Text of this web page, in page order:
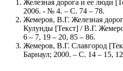
Железная дорога и ее люди
2006. - № 4. – С. 74 – 78.
Жемеров, В.Г. Железная
Кулунды [Текст] / В.Г.
6 – 7, 19 – 20, 85 – 86.
Жемеров, В.Г. Славгород
Барнаул; 2000. – С. 14 – 15,